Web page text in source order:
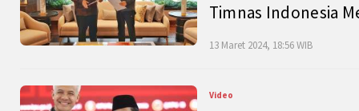
Timnas Indonesia
13 Maret 2024, 18:56 WIB
Video